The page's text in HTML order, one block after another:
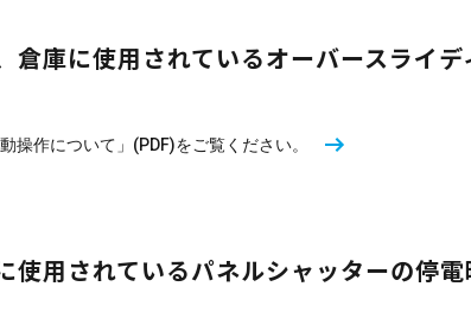
倉庫に使用されているオーバースライ
操作について」(PDF)をご覧ください。
使用されているパネルシャッターの停